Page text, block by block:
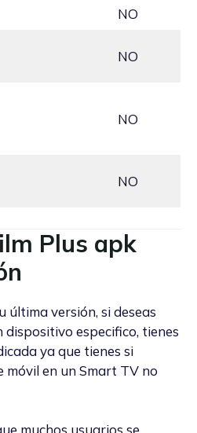
NO
NO
NO
NO
Plus apk
última versión, si deseas
especifico, tienes
ya que tienes si
móvil en un Smart TV no
muchos usuarios se